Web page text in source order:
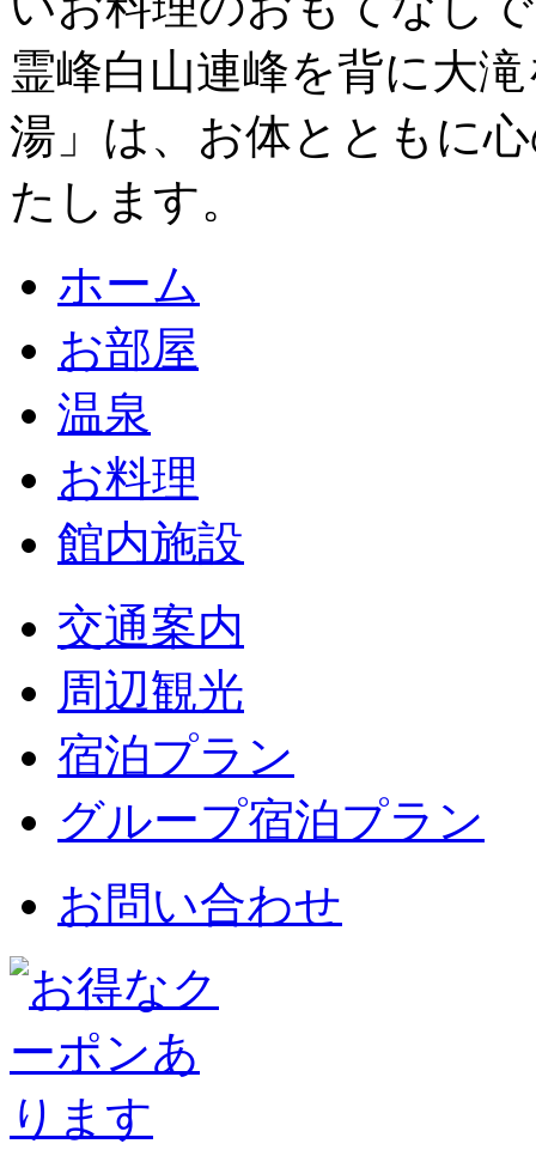
霊峰白山連峰を背に大
湯」は、お体とともに
たします。
ホーム
お部屋
温泉
お料理
館内施設
交通案内
周辺観光
宿泊プラン
グループ宿泊プラン
お問い合わせ